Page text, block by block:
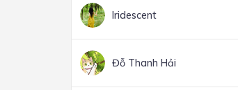
Iridescent
Đỗ Thanh Hải